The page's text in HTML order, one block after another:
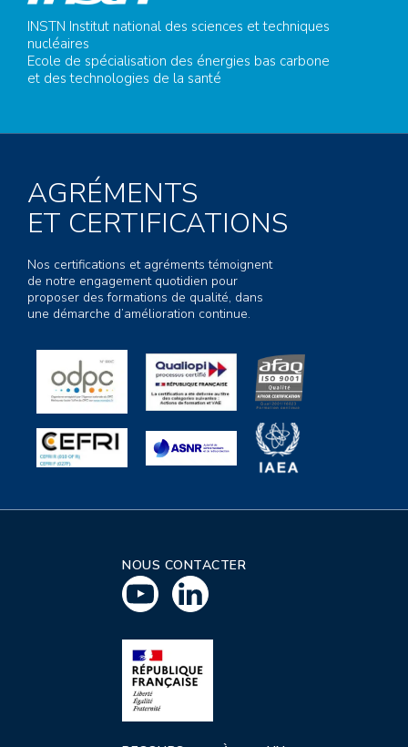
INSTN Institut national des sciences et techniques
nucléaires
Ecole de spécialisation des énergies bas carbone
et des technologies de la santé
AGRÉMENTS
ET CERTIFICATIONS
Nos certifications et agréments témoignent
de notre engagement quotidien pour
proposer des formations de qualité, dans
une démarche d’amélioration continue.
NOUS CONTACTER